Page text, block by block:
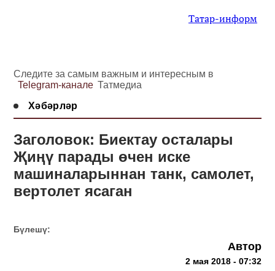
Татар-информ
Следите за самым важным и интересным в
Telegram-канале Татмедиа
Хәбәрләр
Заголовок: Биектау осталары
Җиңү парады өчен иске
машиналарыннан танк, самолет,
вертолет ясаган
Бүлешү:
Автор
2 мая 2018 - 07:32